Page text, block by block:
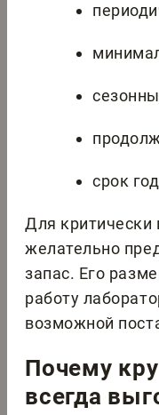
срок
Для
желательно
запас. Его
работу
возможной
Почему
всегда